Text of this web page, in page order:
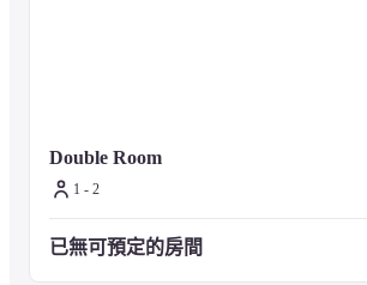
Double Room
1 - 2
已無可預定的房間